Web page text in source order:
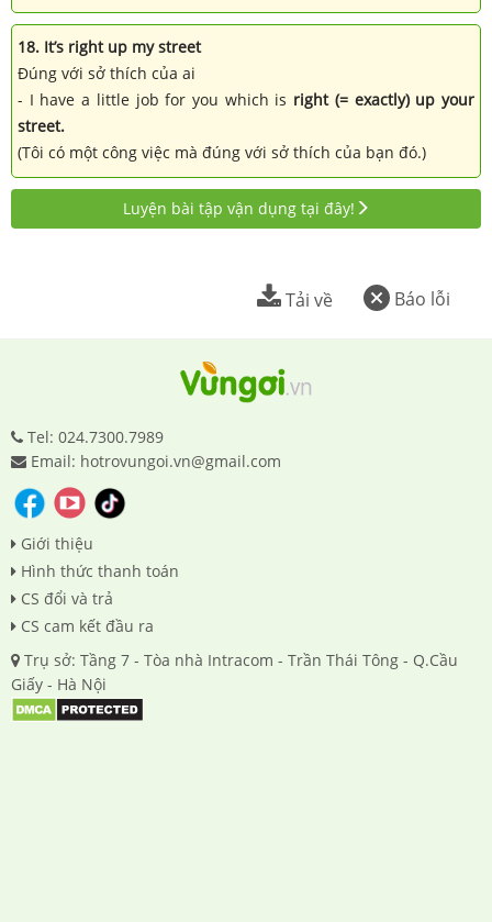
18. It’s right up my street
Đúng với sở thích của ai
- I have a little job for you which is right (= exactly) up your
street.
(Tôi có một công việc mà đúng với sở thích của bạn đó.)
Luyện bài tập vận dụng tại đây!
Báo lỗi
Tải về
Tel: 024.7300.7989
Email: hotrovungoi.vn@gmail.com
Giới thiệu
Hình thức thanh toán
CS đổi và trả
CS cam kết đầu ra
Trụ sở: Tầng 7 - Tòa nhà Intracom - Trần Thái Tông - Q.Cầu
Giấy - Hà Nội